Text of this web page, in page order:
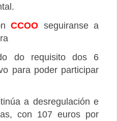
CCOO seguiranse a
do requisito dos 6
para poder participar
a desregulación e
con 107 euros por